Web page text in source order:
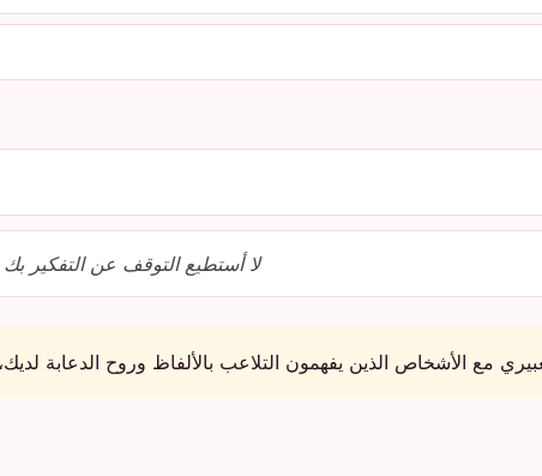
لا أستطيع التوقف عن التفكير
مع الأشخاص الذين يفهمون التلاعب بالألفاظ وروح الدعابة